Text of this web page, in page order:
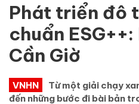
Phát triển đô
chuẩn
Cần Giờ
VNHN
Từ một giải chạy
đến những bước đi bài bản